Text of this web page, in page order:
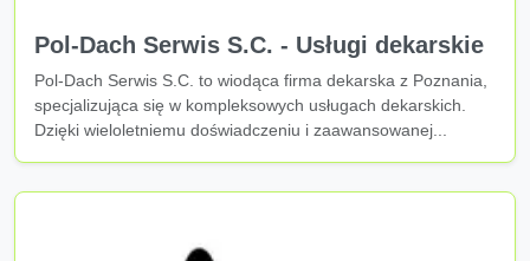
Pol-Dach Serwis S.C. - Usługi dekarskie
Pol-Dach Serwis S.C. to wiodąca firma dekarska z Poznania,
specjalizująca się w kompleksowych usługach dekarskich.
Dzięki wieloletniemu doświadczeniu i zaawansowanej...